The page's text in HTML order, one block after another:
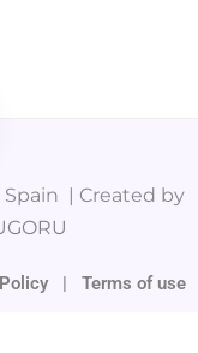
| Created by
| Terms of use